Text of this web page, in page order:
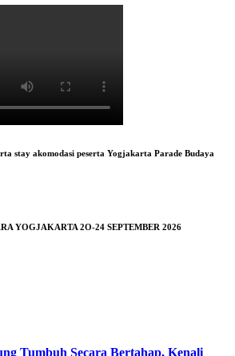
stay akomodasi peserta Yogjakarta Parade Budaya
YOGJAKARTA 2O-24 SEPTEMBER 2026
Tumbuh Secara Bertahap, Kenali